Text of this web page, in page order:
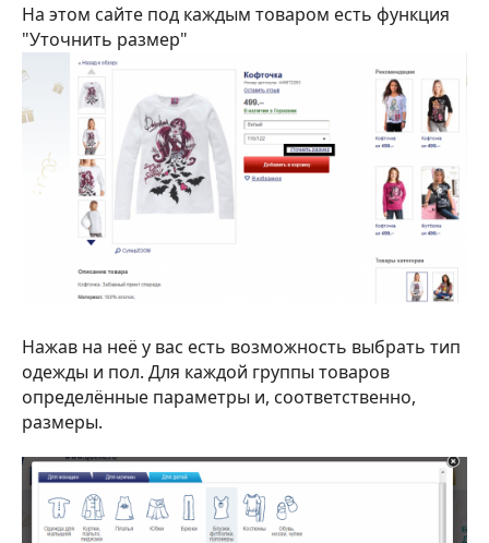
На этом сайте под каждым товаром есть функция
"Уточнить размер"
Нажав на неё у вас есть возможность выбрать тип
одежды и пол. Для каждой группы товаров
определённые параметры и, соответственно,
размеры.